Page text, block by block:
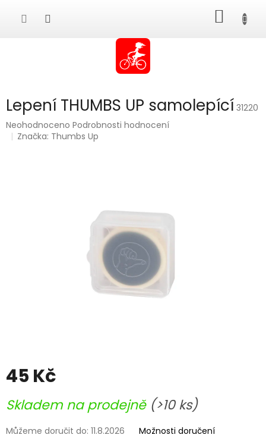
KOŠÍK
Lepení THUMBS UP samolepící 31220
Průměrné
hodnocení
Neohodnoceno Podrobnosti hodnocení
Značka: Thumbs Up
45 Kč
cena:
Skladem na prodejně (>10 ks)
Můžeme doručit do: 11.8.2026 Možnosti doručení